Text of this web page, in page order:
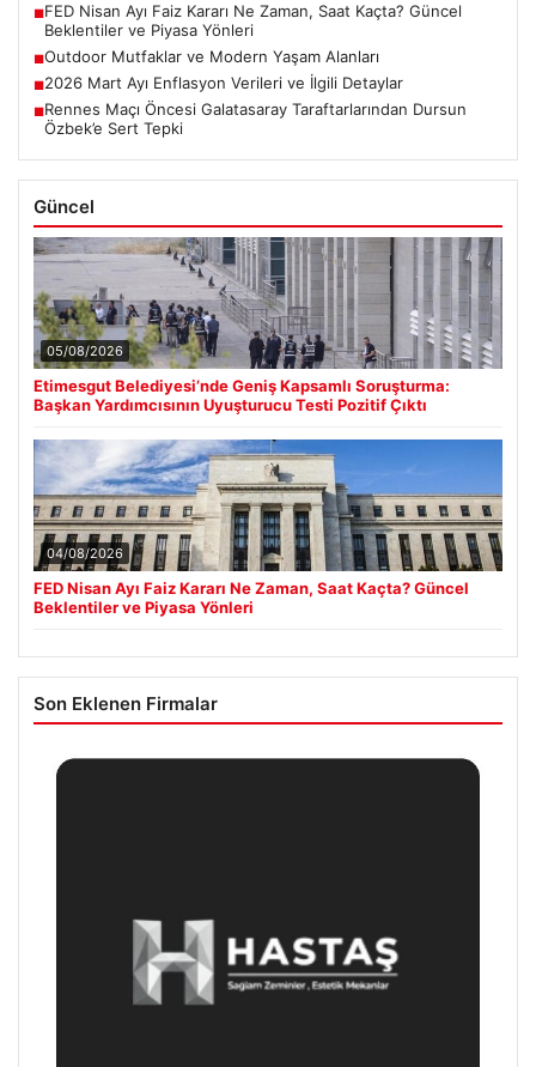
■FED Nisan Ayı Faiz Kararı Ne Zaman, Saat Kaçta? Güncel
Beklentiler ve Piyasa Yönleri
■Outdoor Mutfaklar ve Modern Yaşam Alanları
■2026 Mart Ayı Enflasyon Verileri ve İlgili Detaylar
■Rennes Maçı Öncesi Galatasaray Taraftarlarından Dursun
Özbek’e Sert Tepki
Güncel
05/08/2026
Etimesgut Belediyesi’nde Geniş Kapsamlı Soruşturma:
Başkan Yardımcısının Uyuşturucu Testi Pozitif Çıktı
04/08/2026
FED Nisan Ayı Faiz Kararı Ne Zaman, Saat Kaçta? Güncel
Beklentiler ve Piyasa Yönleri
Son Eklenen Firmalar